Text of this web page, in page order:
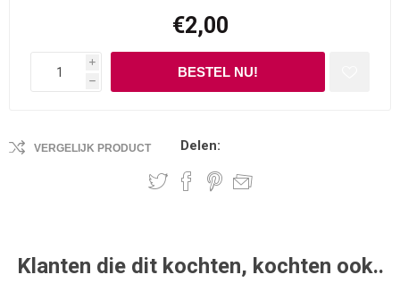
VERGELIJK PRODUCT
€2,00
i
h
Delen:
Klanten die dit kochten, kochten ook..